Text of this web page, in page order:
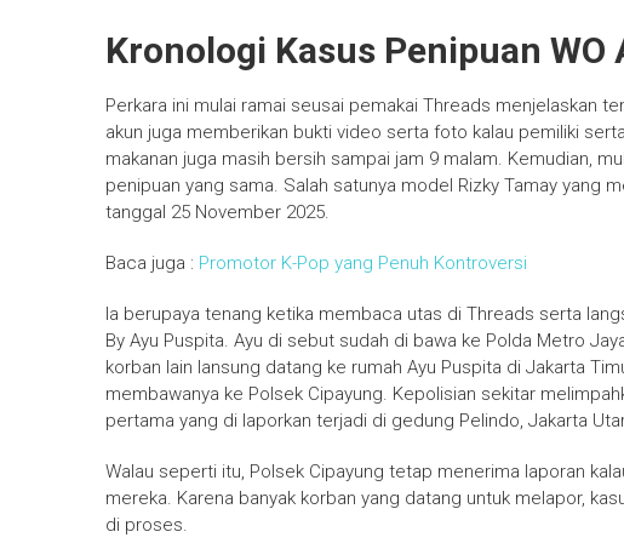
Kronologi Kasus Penipuan WO
Perkara ini mulai ramai seusai pemakai Threads menjelaskan
akun juga memberikan bukti video serta foto kalau pemiliki
makanan juga masih bersih sampai jam 9 malam. Kemudian,
penipuan yang sama. Salah satunya model Rizky Tamay yang
tanggal 25 November 2025.
Baca juga : Promotor K-Pop yang Penuh Kontroversi
Ia berupaya tenang ketika membaca utas di Threads serta
By Ayu Puspita. Ayu di sebut sudah di bawa ke Polda Metro
korban lain lansung datang ke rumah Ayu Puspita di Jakarta
membawanya ke Polsek Cipayung. Kepolisian sekitar
pertama yang di laporkan terjadi di gedung Pelindo, Jakarta
Walau seperti itu, Polsek Cipayung tetap menerima laporan
mereka. Karena banyak korban yang datang untuk melapor,
di proses.